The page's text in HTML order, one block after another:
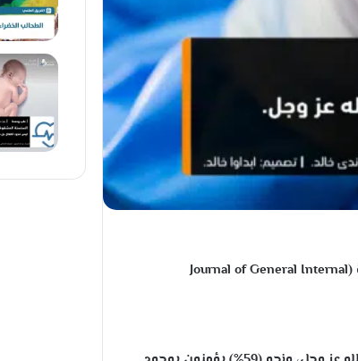
نشر موقع جامعة شيكاغو نتائج دراسة علمية هي الأولى من نوعها، ونشرت في دورية علمية (Journal of General Internal